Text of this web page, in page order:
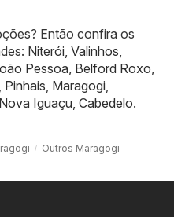
Então confira os
Niterói Valinhos
Pessoa Belford Roxo
Pinhais Maragogi
Nova Iguaçu Cabedelo.
Outros Maragogi